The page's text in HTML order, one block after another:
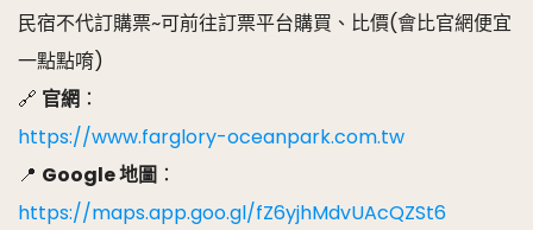
民宿不代訂購票~可前往訂票平台購買、比價(會比官網便宜
一點點唷)
🔗 官網 ：
https://www.farglory-oceanpark.com.tw
📍 Google 地圖 ：
https://maps.app.goo.gl/fZ6yjhMdvUAcQZSt6